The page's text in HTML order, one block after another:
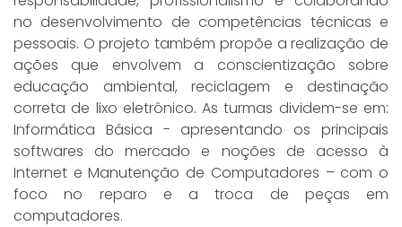
Recursos Humanos
Serviços Jurídicos
Trancamento De Matrícula
Palestras Prevenção Ao Câncer
Feteps 2025
INOVA CPS
Frases De Livros Para Link
Poemas E Poesias...
Sites E Documentários
Sugestão De Leitura
Reposição De Material Danificado
RIC-CPS
Vagas Para Alunos
no desenvolvimento de competências técnicas e
pessoais. O projeto também propõe a realização de
ações que envolvem a conscientização sobre
educação ambiental, reciclagem e destinação
correta de lixo eletrônico. As turmas dividem-se em:
Informática Básica - apresentando os principais
softwares do mercado e noções de acesso à
Internet e Manutenção de Computadores – com o
foco no reparo e a troca de peças em
computadores.